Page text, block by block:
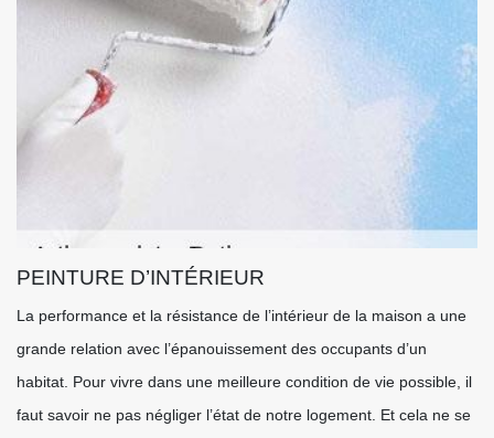
PEINTURE D’INTÉRIEUR
La performance et la résistance de l’intérieur de la maison a une
grande relation avec l’épanouissement des occupants d’un
habitat. Pour vivre dans une meilleure condition de vie possible, il
faut savoir ne pas négliger l’état de notre logement. Et cela ne se